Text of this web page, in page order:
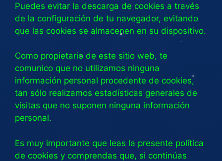
Puedes evitar la descarga de cookies a través
de la configuración de tu navegador, evitando
que las cookies se almacenen en su dispositivo.
Como propietario de este sitio web, te
comunico que no utilizamos ninguna
información personal procedente de cookies,
tan sólo realizamos estadísticas generales de
visitas que no suponen ninguna información
personal.
Es muy importante que leas la presente política
de cookies y comprendas que, si continúas